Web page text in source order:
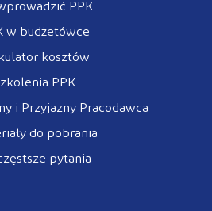
PPK
w budżetówce
kosztów
PPK
i Przyjazny Pracodawca
do pobrania
pytania